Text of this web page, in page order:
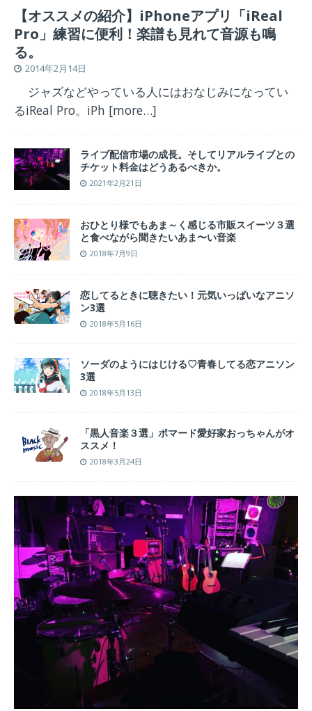
【オススメの紹介】iPhoneアプリ「iReal
Pro」練習に便利！楽譜も見れて音源も鳴
る。
2014年2月14日
ジャズなどやっている人にはおなじみになってい
るiReal Pro。iPh [more…]
ライブ配信市場の成長。そしてリアルライブとの
チケット料金はどうあるべきか。
2021年2月21日
おひとり様でもあま～く感じる市販スイーツ３選
と食べながら聞きたいあま〜い音楽
2018年7月9日
恋してるときに聴きたい！元気いっぱいなアニソ
ン3選
2018年5月16日
ソーダのようにはじける♡青春してる恋アニソン
3選
2018年5月13日
「黒人音楽３選」ポマード愛好家おっちゃんがオ
ススメ！
2018年3月24日